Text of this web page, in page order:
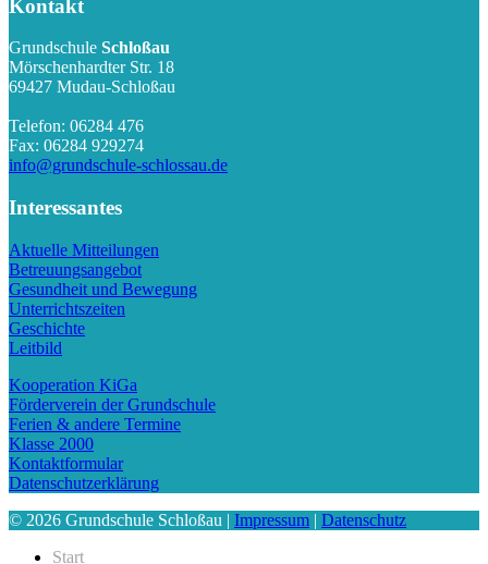
Kontakt
Grundschule Schloßau
Mörschenhardter Str. 18
69427 Mudau-Schloßau
Telefon: 06284 476
Fax: 06284 929274
info@grundschule-schlossau.de
Interessantes
Aktuelle Mitteilungen
Betreuungsangebot
Gesundheit und Bewegung
Unterrichtszeiten
Geschichte
Leitbild
Kooperation KiGa
Förderverein der Grundschule
Ferien & andere Termine
Klasse 2000
Kontaktformular
Datenschutzerklärung
© 2026 Grundschule Schloßau | Impressum | Datenschutz
Start